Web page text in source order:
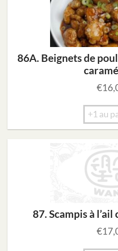
86A. Beignets de
€
+1 au
87. Scampis à
€